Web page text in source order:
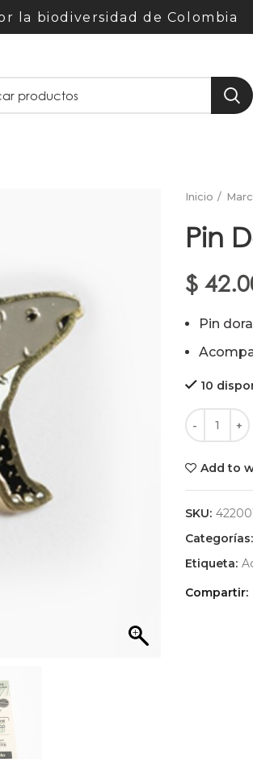
la biodiversidad de Colombia
Inicio
Pin
$
Pin
10
Add to
SKU:
Categorías:
Etiqueta:
Compartir